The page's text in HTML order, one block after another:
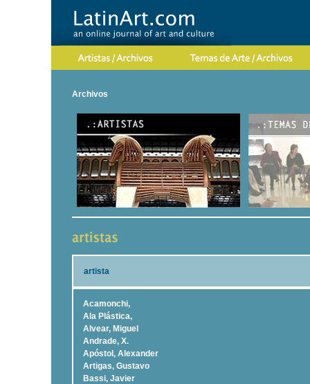
Archivos
artista
Acamonchi,
Ala Plástica,
Alvear, Miguel
Andrade, X.
Apóstol, Alexander
Artigas, Gustavo
Bassi, Javier